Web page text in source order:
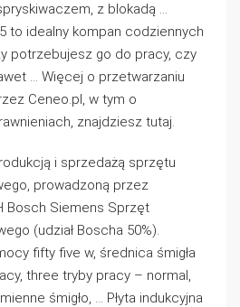
z blokadą …
to idealny kompan codziennych
potrzebujesz go do pracy, czy
… Więcej o przetwarzaniu
Ceneo.pl, w tym o
znajdziesz tutaj.
i sprzedażą sprzętu
prowadzoną przez
Bosch Siemens Sprzęt
(udział Boscha 50%).
fifty five w, średnica śmigła
three tryby pracy – normal,
śmigło, … Płyta indukcyjna